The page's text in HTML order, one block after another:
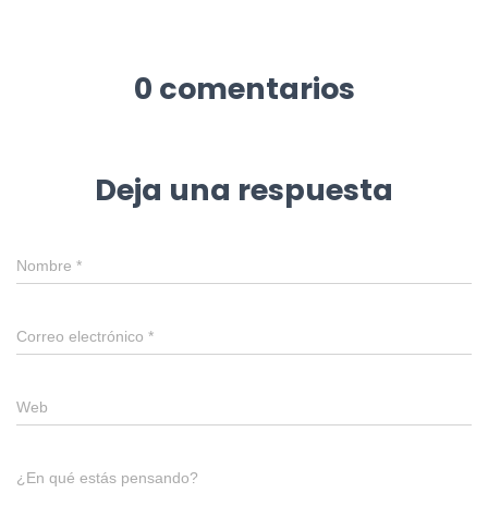
0 comentarios
Deja una respuesta
Nombre *
Correo electrónico *
Web
¿En qué estás pensando?